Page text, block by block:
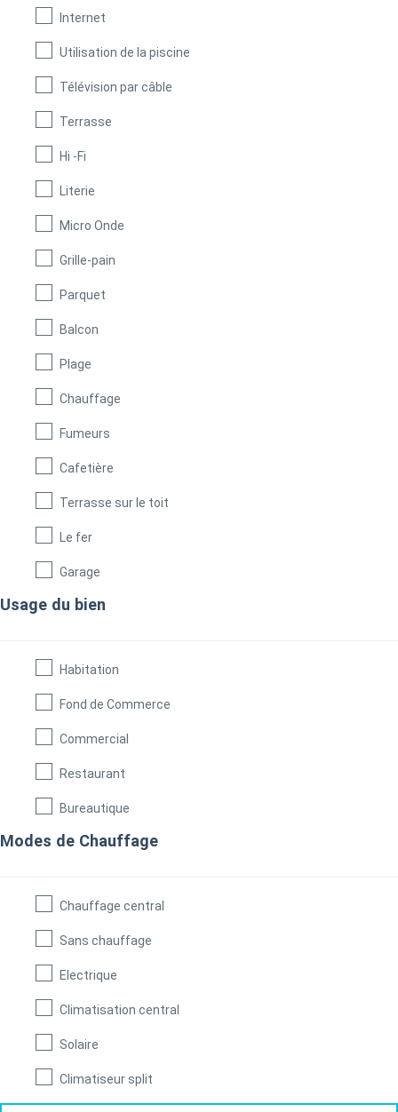
Internet
Utilisation de la piscine
Télévision par câble
Terrasse
Hi -Fi
Literie
Micro Onde
Grille-pain
Parquet
Balcon
Plage
Chauffage
Fumeurs
Cafetière
Terrasse sur le toit
Le fer
Garage
Usage du bien
Habitation
Fond de Commerce
Commercial
Restaurant
Bureautique
Modes de Chauffage
Chauffage central
Sans chauffage
Electrique
Climatisation central
Solaire
Climatiseur split